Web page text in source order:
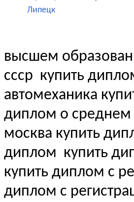
Липецк
высшем
ссср купить
автомеханика
диплом о
москва купить
диплом купить
купить диплом с
диплом с